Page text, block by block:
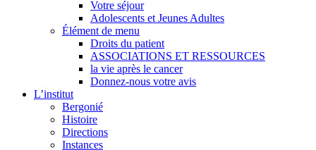
Votre séjour
Adolescents et Jeunes Adultes
Élément de menu
Droits du patient
ASSOCIATIONS ET RESSOURCES
la vie après le cancer
Donnez-nous votre avis
L’institut
Bergonié
Histoire
Directions
Instances